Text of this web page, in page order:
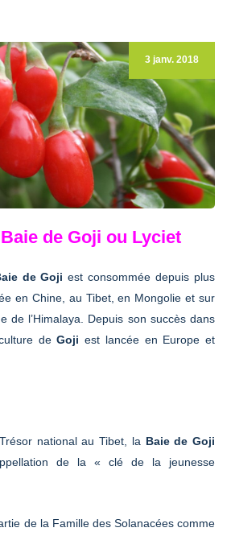
3 janv. 2018
de Goji ou Lyciet
de Goji est consommée depuis plus
en Chine, au Tibet, en Mongolie et sur
de l’Himalaya. Depuis son succès dans
deGoji est lancée en Europe et
national au Tibet, la Baie de Goji
de la « clé de la jeunesse
de la Famille des Solanacées comme